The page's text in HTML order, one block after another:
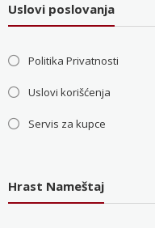
Uslovi poslovanja
Politika Privatnosti
Uslovi korišćenja
Servis za kupce
Hrast Nameštaj